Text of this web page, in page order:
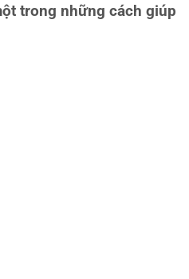
trong những cách giúp